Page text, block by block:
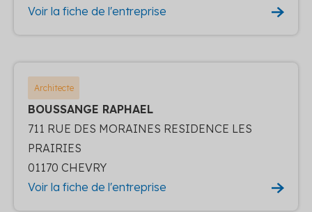
Voir la fiche de l'entreprise
Architecte
BOUSSANGE RAPHAEL
711 RUE DES MORAINES RESIDENCE LES
PRAIRIES
01170 CHEVRY
Voir la fiche de l'entreprise